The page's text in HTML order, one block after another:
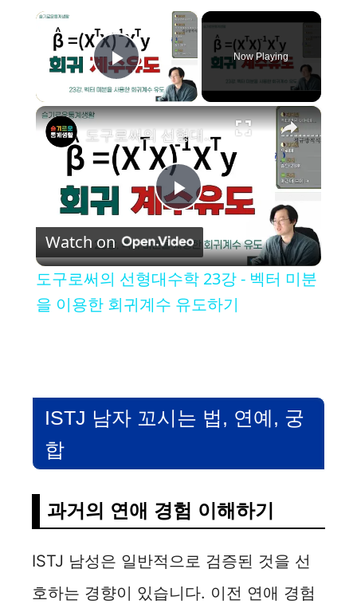
×
Play Video
Now Playing
×
P
l
a
V
d
o
도구로써의 선형대수학 23강 - 벡터 미분을 이용한 회귀계수 유도하기
Watch on
도구로써의 선형대수학 23강 - 벡터 미분
을 이용한 회귀계수 유도하기
ISTJ 남자 꼬시는 법, 연예, 궁
합
과거의 연애 경험 이해하기
ISTJ 남성은 일반적으로 검증된 것을 선
호하는 경향이 있습니다. 이전 연애 경험